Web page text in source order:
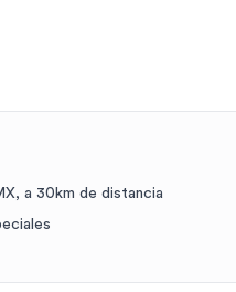
a 30km de distancia